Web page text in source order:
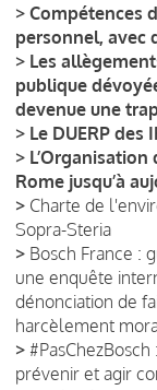
> Compétences
personnel, avec
> Les
publique
devenue une
> Le DUERP des
>
Rome jusqu’à
> Charte de
Sopra-Steria
> Bosch France :
une enquête
dénonciation de
harcèlement
>
prévenir et agir